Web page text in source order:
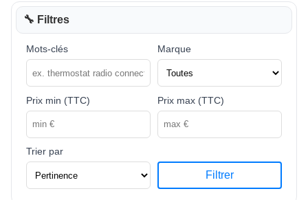
🔧 Filtres
Mots-clés Marque
Prix min (TTC) Prix max (TTC)
Trier par
Filtrer